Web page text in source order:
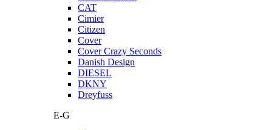
CAT
Cimier
Citizen
Cover
Cover Crazy Seconds
Danish Design
DIESEL
DKNY
Dreyfuss
E-G